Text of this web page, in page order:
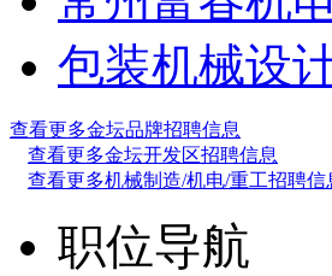
包装机械设
查看更多金坛品牌招聘信息
查看更多金坛开发区招聘信息
查看更多机械制造/机电/重工招聘信
职位导航